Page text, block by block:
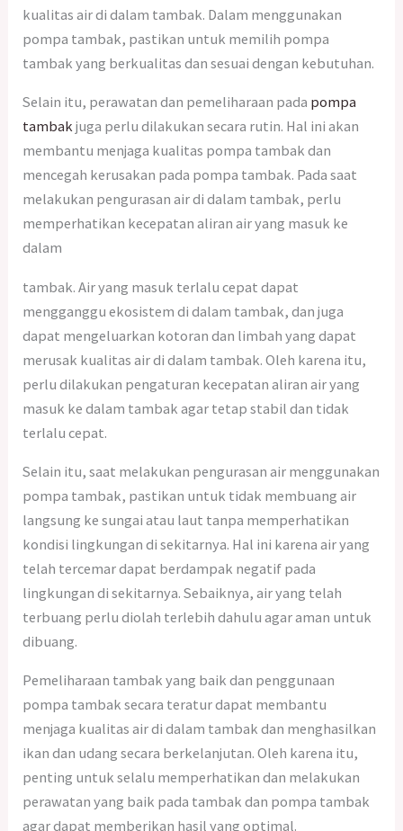
kualitas air di dalam tambak. Dalam menggunakan
pompa tambak, pastikan untuk memilih pompa
tambak yang berkualitas dan sesuai dengan kebutuhan.
Selain itu, perawatan dan pemeliharaan pada pompa
tambakjuga perlu dilakukan secara rutin. Hal ini akan
membantu menjaga kualitas pompa tambak dan
mencegah kerusakan pada pompa tambak. Pada saat
melakukan pengurasan air di dalam tambak, perlu
memperhatikan kecepatan aliran air yang masuk ke
dalam
tambak. Air yang masuk terlalu cepat dapat
mengganggu ekosistem di dalam tambak, dan juga
dapat mengeluarkan kotoran dan limbah yang dapat
merusak kualitas air di dalam tambak. Oleh karena itu,
perlu dilakukan pengaturan kecepatan aliran air yang
masuk ke dalam tambak agar tetap stabil dan tidak
terlalu cepat.
Selain itu, saat melakukan pengurasan air menggunakan
pompa tambak, pastikan untuk tidak membuang air
langsung ke sungai atau laut tanpa memperhatikan
kondisi lingkungan di sekitarnya. Hal ini karena air yang
telah tercemar dapat berdampak negatif pada
lingkungan di sekitarnya. Sebaiknya, air yang telah
terbuang perlu diolah terlebih dahulu agar aman untuk
dibuang.
Pemeliharaan tambak yang baik dan penggunaan
pompa tambak secara teratur dapat membantu
menjaga kualitas air di dalam tambak dan menghasilkan
ikan dan udang secara berkelanjutan. Oleh karena itu,
penting untuk selalu memperhatikan dan melakukan
perawatan yang baik pada tambak dan pompa tambak
agar dapat memberikan hasil yang optimal.